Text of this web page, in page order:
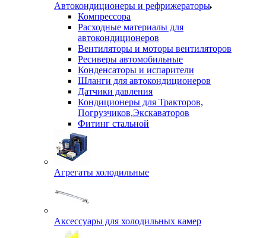
Автокондиционеры и рефрижераторы
Компрессора
Расходные материалы для
автокондиционеров
Вентиляторы и моторы вентиляторов
Ресиверы автомобильные
Конденсаторы и испарители
Шланги для автокондиционеров
Датчики давления
Кондиционеры для Тракторов,
Погрузчиков,Экскаваторов
Фитинг стальной
Агрегаты холодильные
Аксессуары для холодильных камер